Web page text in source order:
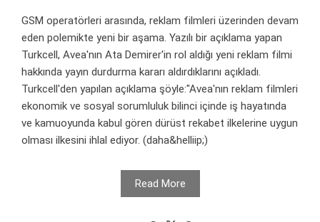
GSM operatörleri arasında, reklam filmleri üzerinden devam
eden polemikte yeni bir aşama. Yazılı bir açıklama yapan
Turkcell, Avea'nın Ata Demirer'in rol aldığı yeni reklam filmi
hakkında yayın durdurma kararı aldırdıklarını açıkladı.
Turkcell'den yapılan açıklama şöyle:"Avea'nın reklam filmleri
ekonomik ve sosyal sorumluluk bilinci içinde iş hayatında
ve kamuoyunda kabul gören dürüst rekabet ilkelerine uygun
olması ilkesini ihlal ediyor. (daha&helliip;)
Read More